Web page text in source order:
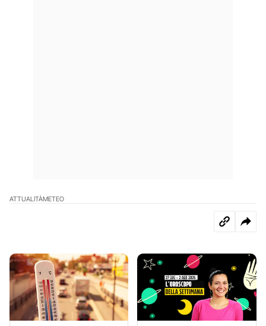
ATTUALITÀMETEO